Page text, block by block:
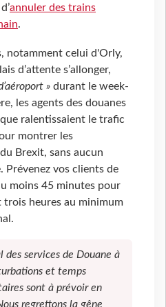
annuler des trains
.
notamment celui d'Orly,
d’attente s’allonger,
» durant le week-
les agents des douanes
ralentissaient le trafic
montrer les
Brexit, sans aucun
Prévenez vos clients de
moins 45 minutes pour
trois heures au minimum
services de Douane à
et temps
sont à prévoir en
regrettons la gêne